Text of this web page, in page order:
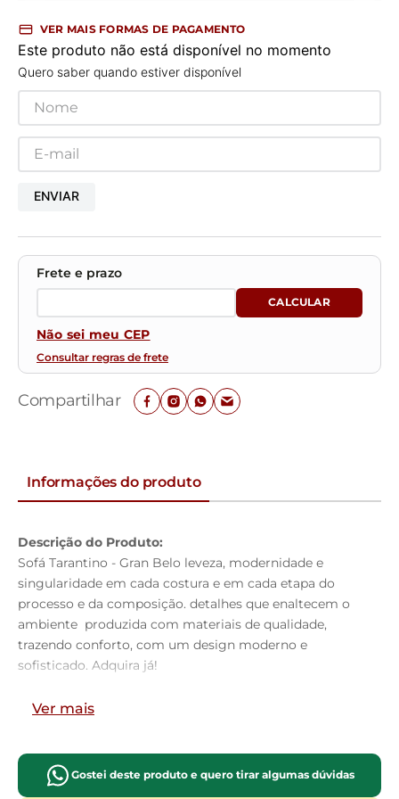
VER MAIS FORMAS DE PAGAMENTO
Este produto não está disponível no momento
Quero saber quando estiver disponível
ENVIAR
Não sei meu CEP
Consultar regras de frete
Compartilhar
Informações do produto
Descrição do Produto:
Sofá Tarantino - Gran Belo leveza, modernidade e
singularidade em cada costura e em cada etapa do
processo e da composição. detalhes que enaltecem o
ambiente produzida com materiais de qualidade,
trazendo conforto, com um design moderno e
sofisticado. Adquira já!
Largura:170cm
Profundidade:
Características do Produto:
Ver mais
Gostei deste produto e quero tirar algumas dúvidas